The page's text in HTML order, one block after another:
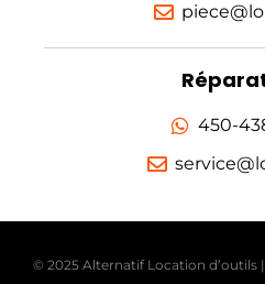
450-
© 2025 Alternatif Location d’outils